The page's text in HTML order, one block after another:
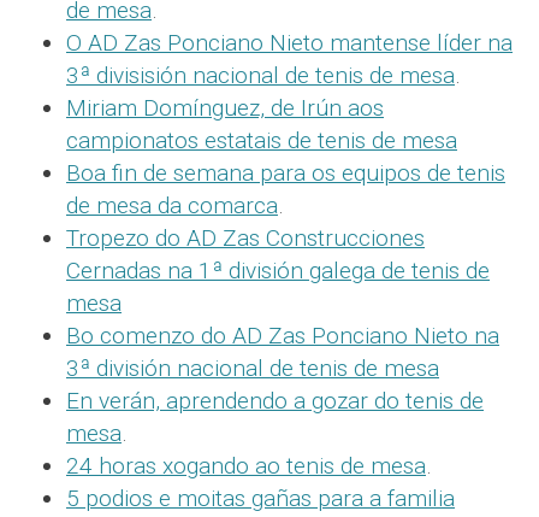
de mesa.
O AD Zas Ponciano Nieto mantense líder na
3ª divisisión nacional de tenis de mesa.
Miriam Domínguez, de Irún aos
campionatos estatais de tenis de mesa
Boa fin de semana para os equipos de tenis
de mesa da comarca.
Tropezo do AD Zas Construcciones
Cernadas na 1ª división galega de tenis de
mesa
Bo comenzo do AD Zas Ponciano Nieto na
3ª división nacional de tenis de mesa
En verán, aprendendo a gozar do tenis de
mesa.
24 horas xogando ao tenis de mesa.
5 podios e moitas gañas para a familia